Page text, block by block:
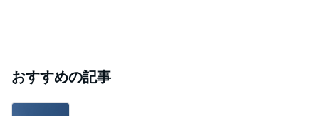
おすすめの記事